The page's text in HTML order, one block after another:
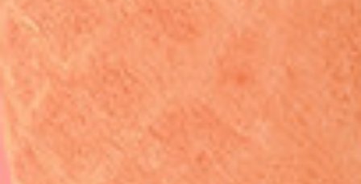
Impression à la demande ou sur mesure